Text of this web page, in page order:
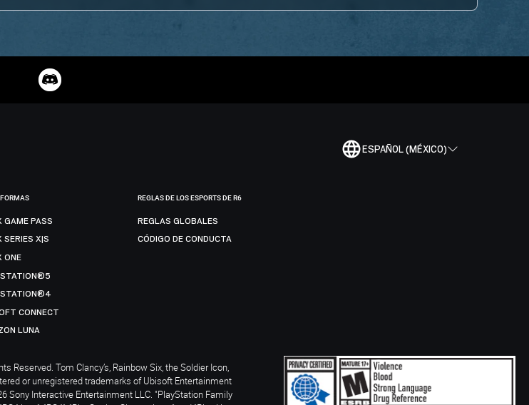
ESPAÑOL (MÉXICO)
GAME PASS
SERIES X|S
ONE
CONNECT
LUNA
REGLAS DE LOS ESPORTS DE R6
REGLAS GLOBALES
CÓDIGO DE CONDUCTA
Reserved. Tom Clancy’s, Rainbow Six, the Soldier Icon,
or unregistered trademarks of Ubisoft Entertainment
Sony Interactive Entertainment LLC. "PlayStation Family